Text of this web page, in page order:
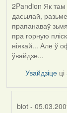
2Pandion Як там
дасылай,
прапанаваў
пра горную
ніякай... Але ў
ўвайдзе...
Увайдзіце ці
biot -